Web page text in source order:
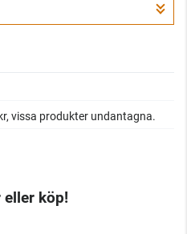
vissa produkter undantagna.
köp!